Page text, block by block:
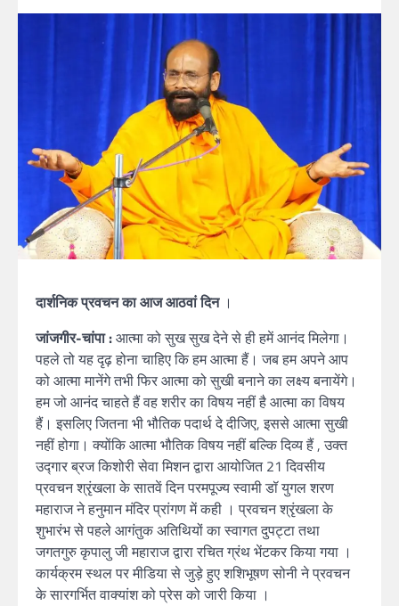
दार्शनिक प्रवचन का आज आठवां दिन।
जांजगीर-चांपा :आत्मा को सुख सुख देने से ही हमें आनंद मिलेगा।
पहले तो यह दृढ़ होना चाहिए कि हम आत्मा हैं। जब हम अपने आप
को आत्मा मानेंगे तभी फिर आत्मा को सुखी बनाने का लक्ष्य बनायेंगे।
हम जो आनंद चाहते हैं वह शरीर का विषय नहीं है आत्मा का विषय
हैं। इसलिए जितना भी भौतिक पदार्थ दे दीजिए, इससे आत्मा सुखी
नहीं होगा। क्योंकि आत्मा भौतिक विषय नहीं बल्कि दिव्य हैं , उक्त
उद्गार ब्रज किशोरी सेवा मिशन द्वारा आयोजित 21 दिवसीय
प्रवचन श्रृंखला के सातवें दिन परमपूज्य स्वामी डॉ युगल शरण
महाराज ने हनुमान मंदिर प्रांगण में कही । प्रवचन श्रृंखला के
शुभारंभ से पहले आगंतुक अतिथियों का स्वागत दुपट्टा तथा
जगतगुरु कृपालु जी महाराज द्वारा रचित ग्रंथ भेंटकर किया गया ।
कार्यक्रम स्थल पर मीडिया से जुड़े हुए शशिभूषण सोनी ने प्रवचन
के सारगर्भित वाक्यांश को प्रेस को जारी किया ।